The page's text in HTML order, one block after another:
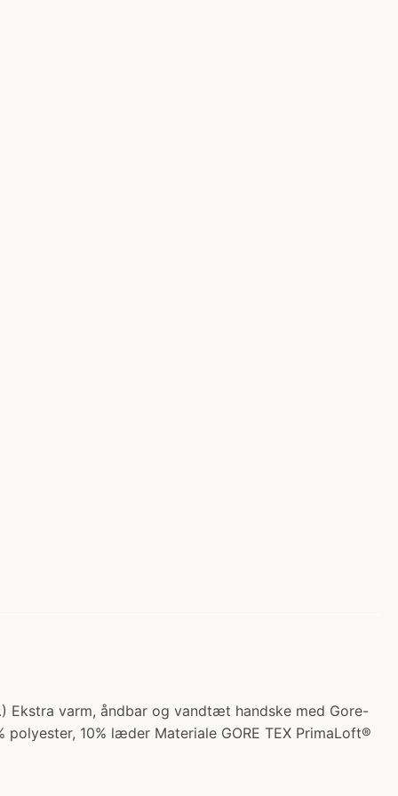
Ekstra varm, åndbar og vandtæt handske med Gore-
10% læder Materiale GORE TEX PrimaLoft®